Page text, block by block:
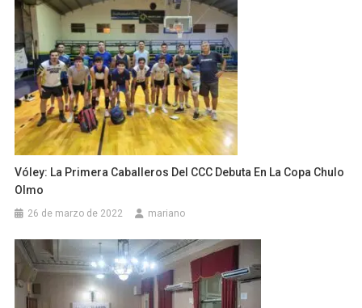
Vóley: La Primera Caballeros Del CCC Debuta En La Copa Chulo
Olmo
26 de marzo de 2022 mariano